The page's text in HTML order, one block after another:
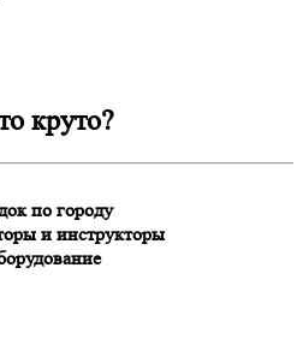
круто?
по городу
и инструкторы